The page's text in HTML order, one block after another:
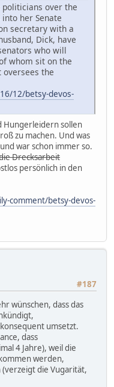
over the
her Senate
secretary with a
Dick, have
who will
whom sit on the
the
12/betsy-devos-
Hungerleidern sollen
zu machen. Und was
war schon immer so.
Drecksarbeit
persönlich in den
comment/betsy-devos-
#187
wünschen, dass das
umsetzt.
dass
4 Jahre), weil die
werden,
die Vugarität,